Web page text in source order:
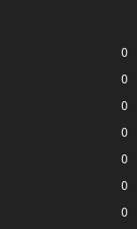
0
0
0
0
0
0
0